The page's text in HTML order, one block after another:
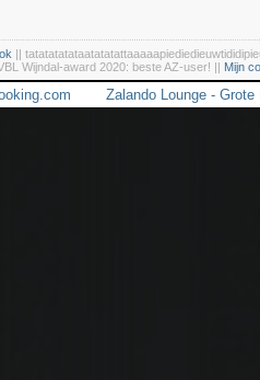
||
Wijndal-award 2020: beste AZ-user! || Mijn
Zalando Lounge -